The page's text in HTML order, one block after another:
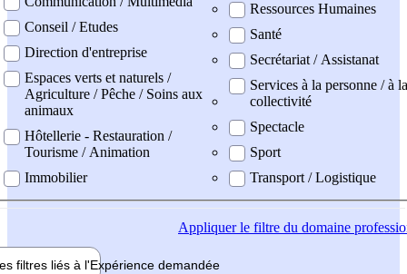
Conseil / Etudes
Direction d'entreprise
Espaces verts et naturels /
Agriculture / Pêche / Soins aux
animaux
Hôtellerie - Restauration /
Tourisme / Animation
Immobilier
Ressources Humaines
Santé
Secrétariat / Assistanat
Services à la personne / à la
collectivité
Spectacle
Sport
Transport / Logistique
Appliquerle filtre du domaine
filtres liés à l'Expérience demandée